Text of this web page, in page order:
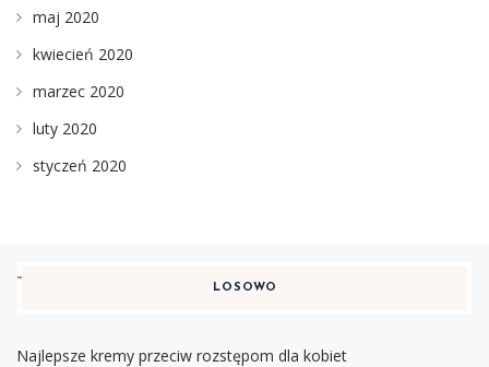
maj 2020
kwiecień 2020
marzec 2020
luty 2020
styczeń 2020
LOSOWO
Najlepsze kremy przeciw rozstępom dla kobiet